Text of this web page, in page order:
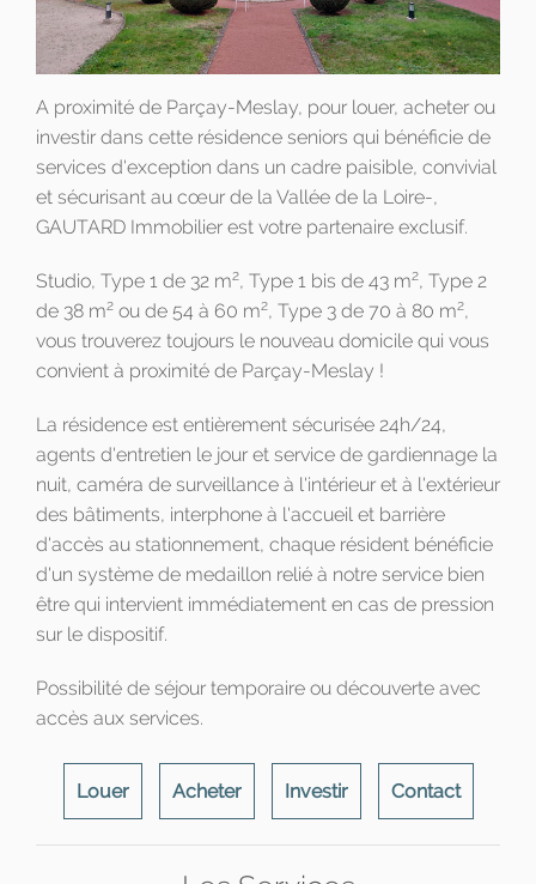
A proximité de Parçay-Meslay, pour louer, acheter ou
investir dans cette résidence seniors qui bénéficie de
services d'exception dans un cadre paisible, convivial
et sécurisant au cœur de la Vallée de la Loire-,
GAUTARD Immobilier est votre partenaire exclusif.
Studio, Type 1 de 32 m2, Type 1 bis de 43 m2, Type 2
de 38 m2 ou de 54 à 60 m2, Type 3 de 70 à 80 m2,
vous trouverez toujours le nouveau domicile qui vous
convient à proximité de Parçay-Meslay !
La résidence est entièrement sécurisée 24h/24,
agents d'entretien le jour et service de gardiennage la
nuit, caméra de surveillance à l'intérieur et à l'extérieur
des bâtiments, interphone à l'accueil et barrière
d'accès au stationnement, chaque résident bénéficie
d'un système de medaillon relié à notre service bien
être qui intervient immédiatement en cas de pression
sur le dispositif.
Possibilité de séjour temporaire ou découverte avec
accès aux services.
Louer Acheter Investir Contact